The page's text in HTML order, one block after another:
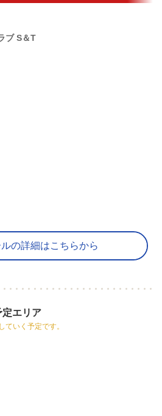
ブ S＆T
の詳細はこちらから
エリア
いく予定です。